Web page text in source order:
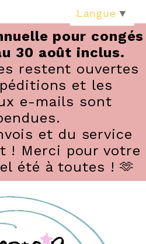
pour congés
30 août inclus.
restent ouvertes
et les
e-mails sont
et du service
! Merci pour votre
été à toutes ! 🫶
Langue ▼